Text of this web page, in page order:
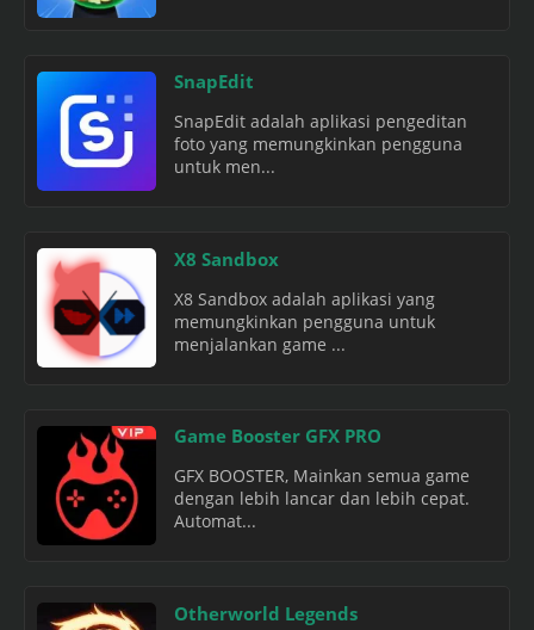
SnapEdit
SnapEdit adalah aplikasi pengeditan
foto yang memungkinkan pengguna
untuk men...
X8 Sandbox
X8 Sandbox adalah aplikasi yang
memungkinkan pengguna untuk
menjalankan game ...
Game Booster GFX PRO
GFX BOOSTER, Mainkan semua game
dengan lebih lancar dan lebih cepat.
Automat...
Otherworld Legends